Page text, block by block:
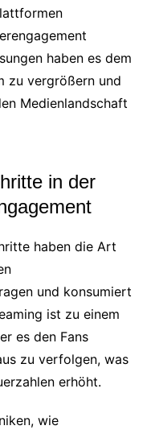
haben es dem
zu vergrößern und
Medienlandschaft
in der
haben die Art
und konsumiert
ist zu einem
es den Fans
zu verfolgen, was
erhöht.
wie